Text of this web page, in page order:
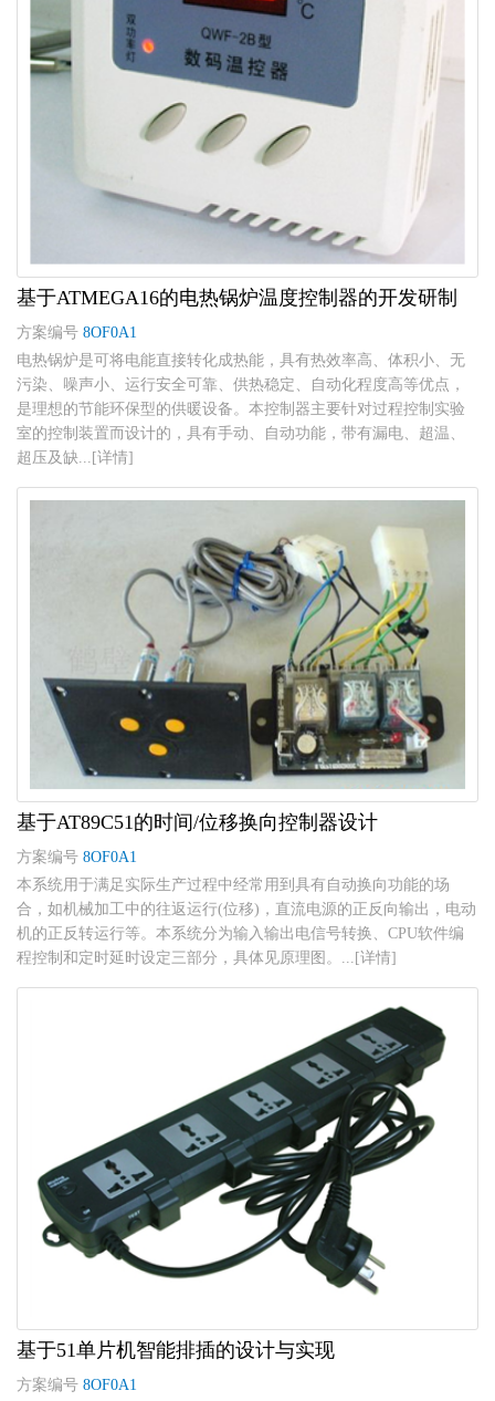
基于ATMEGA16的电热锅炉温度控制器的开发研制
方案编号 8OF0A1
电热锅炉是可将电能直接转化成热能，具有热效率高、体积小、无
污染、噪声小、运行安全可靠、供热稳定、自动化程度高等优点，
是理想的节能环保型的供暖设备。本控制器主要针对过程控制实验
室的控制装置而设计的，具有手动、自动功能，带有漏电、超温、
超压及缺...[详情]
基于AT89C51的时间/位移换向控制器设计
方案编号 8OF0A1
本系统用于满足实际生产过程中经常用到具有自动换向功能的场
合，如机械加工中的往返运行(位移)，直流电源的正反向输出，电动
机的正反转运行等。本系统分为输入输出电信号转换、CPU软件编
程控制和定时延时设定三部分，具体见原理图。...[详情]
基于51单片机智能排插的设计与实现
方案编号 8OF0A1